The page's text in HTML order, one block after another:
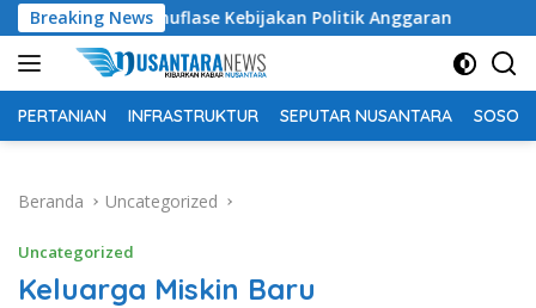
Langsung
ke
konten
Breaking News
Kebijakan Politik Anggaran Pemkab OKU
PERTANIAN INFRASTRUKTUR SEPUTAR NUSANTARA SOSOK
Beranda Uncategorized
Uncategorized
Keluarga Miskin Baru